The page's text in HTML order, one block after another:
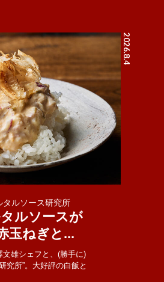
2026.8.4
タルソース研究所
ルソースが
玉ねぎと...
雄シェフと、(勝手に)
究所”。大好評の白飯と